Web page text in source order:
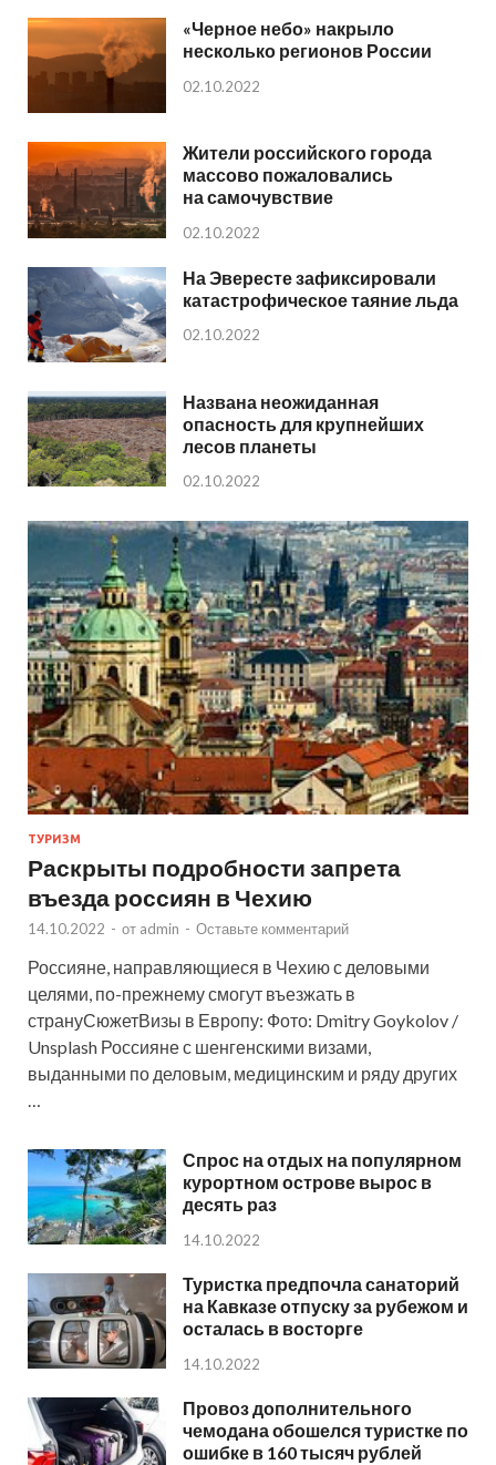
«Черное небо» накрыло
несколько регионов России
02.10.2022
Жители российского города
массово пожаловались
на самочувствие
02.10.2022
На Эвересте зафиксировали
катастрофическое таяние льда
02.10.2022
Названа неожиданная
опасность для крупнейших
лесов планеты
02.10.2022
ТУРИЗМ
Раскрыты подробности запрета
въезда россиян в Чехию
14.10.2022 - от admin - Оставьте комментарий
Россияне, направляющиеся в Чехию с деловыми
целями, по-прежнему смогут въезжать в
странуСюжетВизы в Европу: Фото: Dmitry Goykolov /
Unsplash Россияне с шенгенскими визами,
выданными по деловым, медицинским и ряду других
…
Спрос на отдых на популярном
курортном острове вырос в
десять раз
14.10.2022
Туристка предпочла санаторий
на Кавказе отпуску за рубежом и
осталась в восторге
14.10.2022
Провоз дополнительного
чемодана обошелся туристке по
ошибке в 160 тысяч рублей